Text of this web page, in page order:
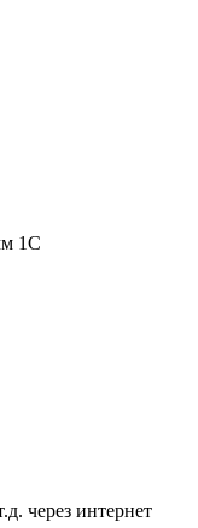
1С
через интернет